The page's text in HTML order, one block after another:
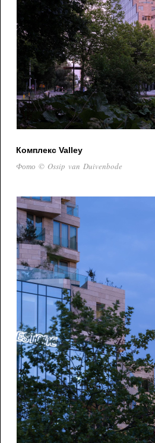
Комплекс Valley
Фото © Ossip van Duivenbode